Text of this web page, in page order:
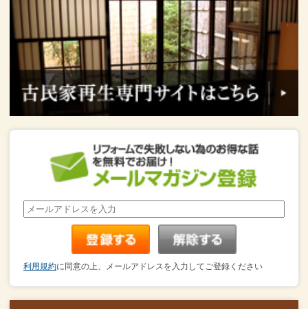
利用規約に同意の上、メールアドレスを入力してご登録ください